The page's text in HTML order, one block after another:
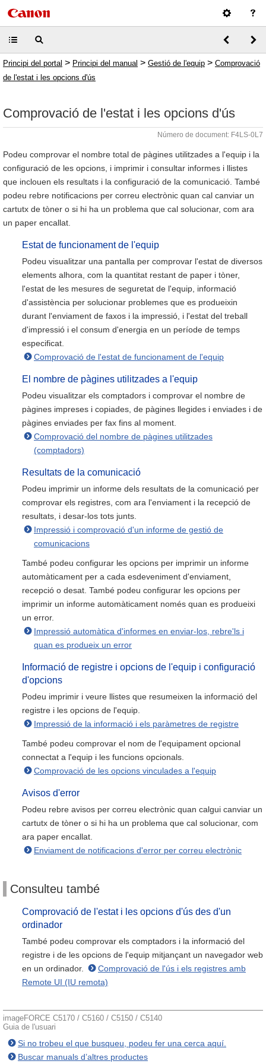
Principi del portal > Principi del manual > Gestió de l'equip > Comprovació
de l'estat i les opcions d'ús
Comprovació de l'estat i les opcions d'ús
Número de document: F4LS-0L7
Podeu comprovar el nombre total de pàgines utilitzades a l'equip i la
configuració de les opcions, i imprimir i consultar informes i llistes
que inclouen els resultats i la configuració de la comunicació. També
podeu rebre notificacions per correu electrònic quan cal canviar un
cartutx de tòner o si hi ha un problema que cal solucionar, com ara
un paper encallat.
Estat de funcionament de l'equip
Podeu visualitzar una pantalla per comprovar l'estat de diversos
elements alhora, com la quantitat restant de paper i tòner,
l'estat de les mesures de seguretat de l'equip, informació
d'assistència per solucionar problemes que es produeixin
durant l'enviament de faxos i la impressió, i l'estat del treball
d'impressió i el consum d'energia en un període de temps
especificat.
Comprovació de l'estat de funcionament de l'equip
El nombre de pàgines utilitzades a l'equip
Podeu visualitzar els comptadors i comprovar el nombre de
pàgines impreses i copiades, de pàgines llegides i enviades i de
pàgines enviades per fax fins al moment.
Comprovació del nombre de pàgines utilitzades
(comptadors)
Resultats de la comunicació
Podeu imprimir un informe dels resultats de la comunicació per
comprovar els registres, com ara l'enviament i la recepció de
resultats, i desar-los tots junts.
Impressió i comprovació d'un informe de gestió de
comunicacions
També podeu configurar les opcions per imprimir un informe
automàticament per a cada esdeveniment d'enviament,
recepció o desat. També podeu configurar les opcions per
imprimir un informe automàticament només quan es produeixi
un error.
Impressió automàtica d'informes en enviar-los, rebre'ls i
quan es produeix un error
Informació de registre i opcions de l'equip i configuració
d'opcions
Podeu imprimir i veure llistes que resumeixen la informació del
registre i les opcions de l'equip.
Impressió de la informació i els paràmetres de registre
També podeu comprovar el nom de l'equipament opcional
connectat a l'equip i les funcions opcionals.
Comprovació de les opcions vinculades a l'equip
Avisos d'error
Podeu rebre avisos per correu electrònic quan calgui canviar un
cartutx de tòner o si hi ha un problema que cal solucionar, com
ara paper encallat.
Enviament de notificacions d'error per correu electrònic
Consulteu també
Comprovació de l'estat i les opcions d'ús des d'un
ordinador
També podeu comprovar els comptadors i la informació del
registre i de les opcions de l'equip mitjançant un navegador web
en un ordinador.
Comprovació de l'ús i els registres amb
Remote UI (IU remota)
imageFORCE C5170 / C5160 / C5150 / C5140
Guia de l'usuari
Si no trobeu el que busqueu, podeu fer una cerca aquí.
Buscar manuals d’altres productes